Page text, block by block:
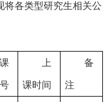
将各类型研究生相关公
课 上
课时间
备
注